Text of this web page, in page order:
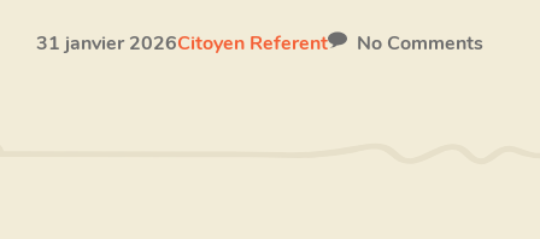
31 janvier 2026Citoyen Referent No Comments